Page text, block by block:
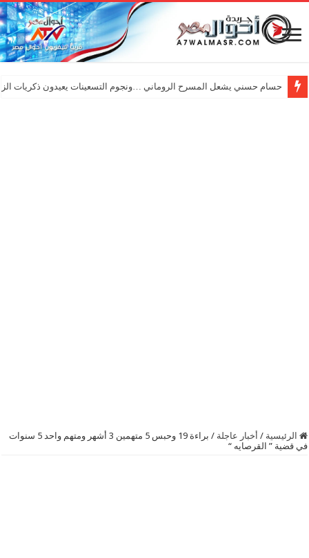
حسام حسني يشعل المسرح الروماني …ونجوم التسعينات يعيدون ذكريات
الرئيسية / أخبار عاجلة /
براءة 19 وحبس 5 متهمين 3 أشهر ومتهم واحد 5 سنوات
في قضية ” القرصايه “